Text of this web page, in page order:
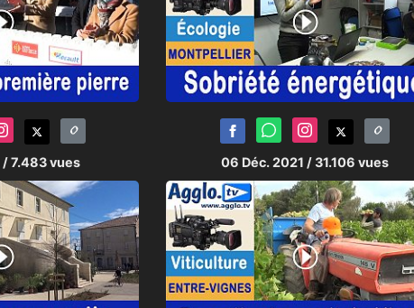
/ 7.483 vues 06 Déc. 2021 / 31.106 vues